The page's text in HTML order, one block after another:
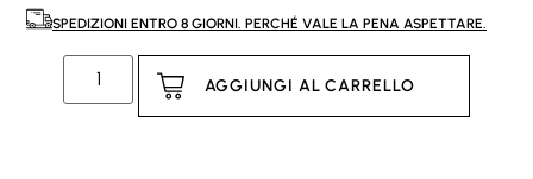
SPEDIZIONI ENTRO 8 GIORNI. PERCHÉ VALE LA PENA ASPETTARE.
AGGIUNGI AL CARRELLO